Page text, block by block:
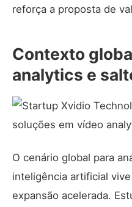
reforça a proposta de
Contexto
analytics e
O cenário global para
inteligência artificial
expansão acelerada.